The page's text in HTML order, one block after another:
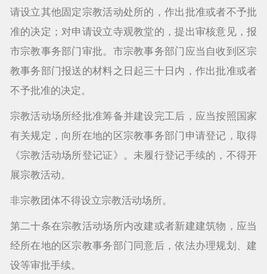
请设立其他固定宗教活动处所的，作出批准或者不予批
准的决定；对申请设立寺观教堂的，提出审核意见，报
市宗教事务部门审批。市宗教事务部门应当自收到区宗
教事务部门报送的材料之日起三十日内，作出批准或者
不予批准的决定。
宗教活动场所经批准筹备并建设完工后，应当按照国家
有关规定，向所在地的区宗教事务部门申请登记，取得
《宗教活动场所登记证》。未履行登记手续的，不得开
展宗教活动。
非宗教团体不得设立宗教活动场所。
第二十条在宗教活动场所内改建或者新建建筑物，应当
经所在地的区宗教事务部门同意后，依法办理规划、建
设等审批手续。